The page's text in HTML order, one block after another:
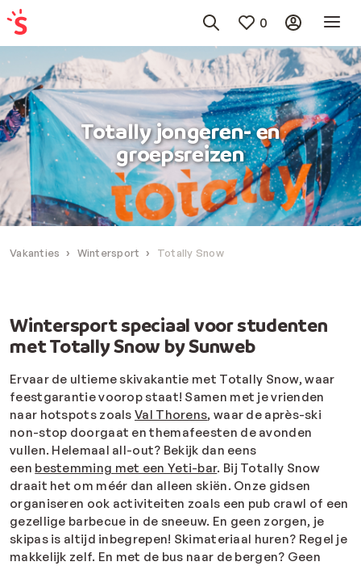
0
Totally jongeren- en
groepsreizen
Vakanties Wintersport Totally Snow
Wintersport speciaal voor studenten
met Totally Snow by Sunweb
Ervaar de ultieme skivakantie met Totally Snow, waar
feestgarantie voorop staat! Samen met je vrienden
naar hotspots zoalsVal Thorens, waar de après-ski
non-stop doorgaat en themafeesten de avonden
vullen. Helemaal all-out? Bekijk dan eens
een bestemming met een Yeti-bar. Bij Totally Snow
draait het om méér dan alleen skiën. Onze gidsen
organiseren ook activiteiten zoals een pub crawl of een
gezellige barbecue in de sneeuw. En geen zorgen, je
skipas is altijd inbegrepen! Skimateriaal huren? Regel je
makkelijk zelf. En met de bus naar de bergen? Geen